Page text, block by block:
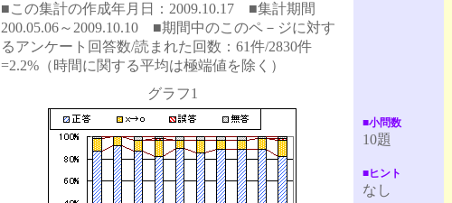
■この集計の作成年月日：2009.10.17 ■集計期間
200.05.06～2009.10.10 ■期間中のこのペ－ジに対す
るアンケート回答数/読まれた回数：61件/2830件
=2.2%（時間に関する平均は極端値を除く）
グラフ1
■小問数
10題
■ヒント
なし